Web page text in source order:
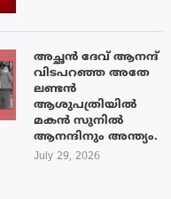
അച്ഛൻ ദേവ് ആനന്ദ്
വിടപറഞ്ഞ അതേ
ലണ്ടൻ
ആശുപത്രിയിൽ
മകൻ സുനിൽ
ആനന്ദിനും അന്ത്യം.
July 29, 2026